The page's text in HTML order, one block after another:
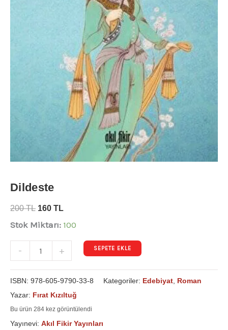
Dildeste
200TL 160 TL
Stok Miktarı: 100
- + SEPETE EKLE
ISBN: 978-605-9790-33-8 Kategoriler: Edebiyat Roman
Yazar: Fırat Kızıltuğ
Bu ürün 284 kez görüntülendi
Yayınevi: Akıl Fikir Yayınları